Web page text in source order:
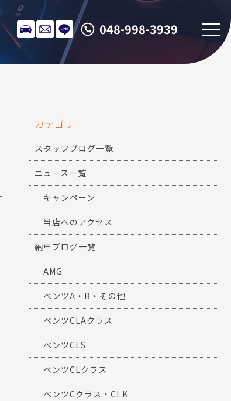
048-998-3939
カテゴリー
スタッフブログ一覧
ニュース一覧
キャンペーン
当店へのアクセス
納車ブログ一覧
AMG
ベンツA・B・その他
ベンツCLAクラス
ベンツCLS
ベンツCLクラス
ベンツCクラス・CLK